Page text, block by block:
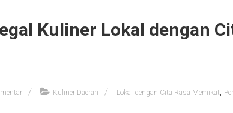
Kuliner Lokal dengan
Kuliner Daerah Lokal dengan Cita Rasa Memikat,